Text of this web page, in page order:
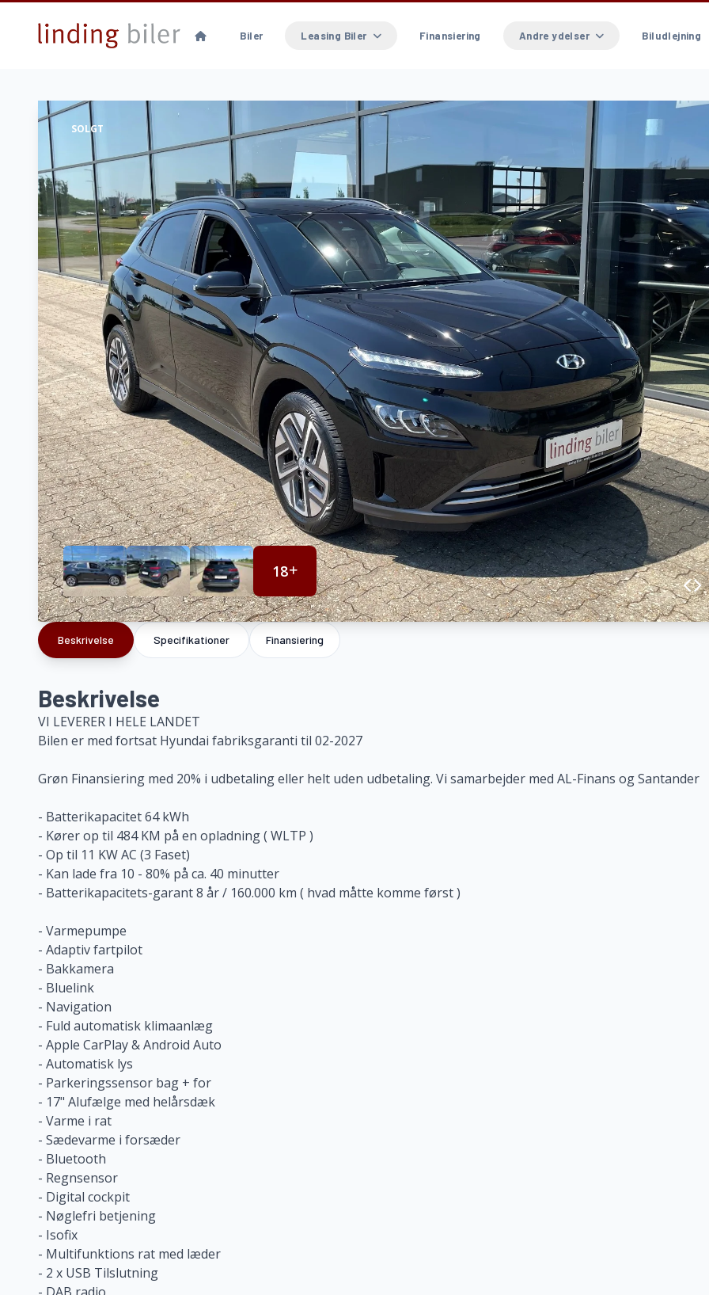
Biler Leasing Biler Finansiering Andre ydelser Biludlejning
SOLGT
18
Specifikationer
Beskrivelse Finansiering
Beskrivelse
VI LEVERER I HELE LANDET
Bilen er med fortsat Hyundai fabriksgaranti til 02-2027
Grøn Finansiering med 20% i udbetaling eller helt uden udbetaling. Vi samarbejder med AL-Finans og Santander
- Batterikapacitet 64 kWh
- Kører op til 484 KM på en opladning ( WLTP )
- Op til 11 KW AC (3 Faset)
- Kan lade fra 10 - 80% på ca. 40 minutter
- Batterikapacitets-garant 8 år / 160.000 km ( hvad måtte komme først )
- Varmepumpe
- Adaptiv fartpilot
- Bakkamera
- Bluelink
- Navigation
- Fuld automatisk klimaanlæg
- Apple CarPlay & Android Auto
- Automatisk lys
- Parkeringssensor bag + for
- 17" Alufælge med helårsdæk
- Varme i rat
- Sædevarme i forsæder
- Bluetooth
- Regnsensor
- Digital cockpit
- Nøglefri betjening
- Isofix
- Multifunktions rat med læder
- 2 x USB Tilslutning